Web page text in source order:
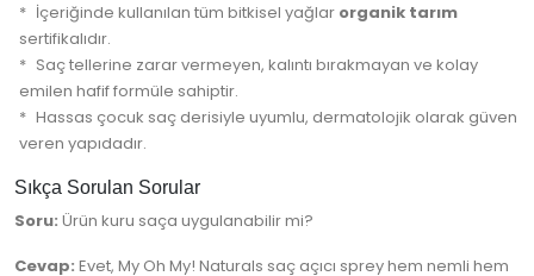
İçeriğinde kullanılan tüm bitkisel yağlar organik tarım
sertifikalıdır.
Saç tellerine zarar vermeyen, kalıntı bırakmayan ve kolay
emilen hafif formüle sahiptir.
Hassas çocuk saç derisiyle uyumlu, dermatolojik olarak güven
veren yapıdadır.
Sıkça Sorulan Sorular
Soru: Ürün kuru saça uygulanabilir mi?
Cevap: Evet, My Oh My! Naturals saç açıcı sprey hem nemli hem